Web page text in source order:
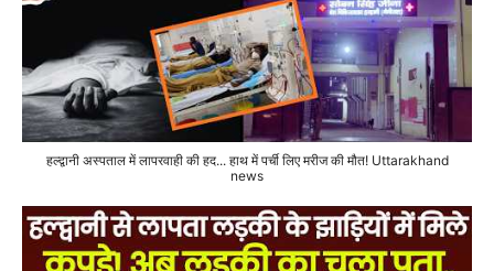
हल्द्वानी अस्पताल में लापरवाही की हद... हाथ में पर्ची लिए मरीज की मौत! Uttarakhand
news